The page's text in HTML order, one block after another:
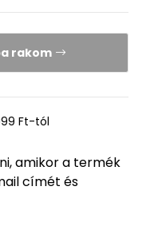
rakom
Ft-tól
amikor a termék
címét és